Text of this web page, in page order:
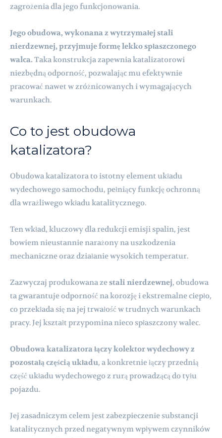
zagrożenia dla jego funkcjonowania.
Jego obudowa, wykonana z wytrzymałej stali
nierdzewnej, przyjmuje formę lekko spłaszczonego
walca. Taka konstrukcja zapewnia katalizatorowi
niezbędną odporność, pozwalając mu efektywnie
pracować nawet w zróżnicowanych i wymagających
warunkach.
Co to jest obudowa
katalizatora?
Obudowa katalizatora to istotny element układu
wydechowego samochodu, pełniący funkcję ochronną
dla wrażliwego wkładu katalitycznego.
Ten wkład, kluczowy dla redukcji emisji spalin, jest
bowiem nieustannie narażony na uszkodzenia
mechaniczne oraz działanie wysokich temperatur.
Zazwyczaj produkowana zestali nierdzewnej, obudowa
ta gwarantuje odporność na korozję i ekstremalne ciepło,
co przekłada się na jej trwałość w trudnych warunkach
pracy. Jej kształt przypomina nieco spłaszczony walec.
Obudowa katalizatora łączy kolektor wydechowy z
pozostałą częścią układu, a konkretnie łączy przednią
część układu wydechowego z rurą prowadzącą do tyłu
pojazdu.
Jej zasadniczym celem jest zabezpieczenie substancji
katalitycznych przed negatywnym wpływem czynników